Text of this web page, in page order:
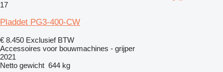
17
Pladdet PG3-400-CW
€ 8.450 Exclusief BTW
Accessoires voor bouwmachines - grijper
2021
Netto gewicht 644 kg